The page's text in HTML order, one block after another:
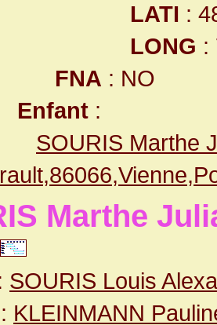
LATI :
LONG :
FNA : NO
Enfant :
SOURIS Marthe
Marthe
SOURIS Louis
: KLEINMANN